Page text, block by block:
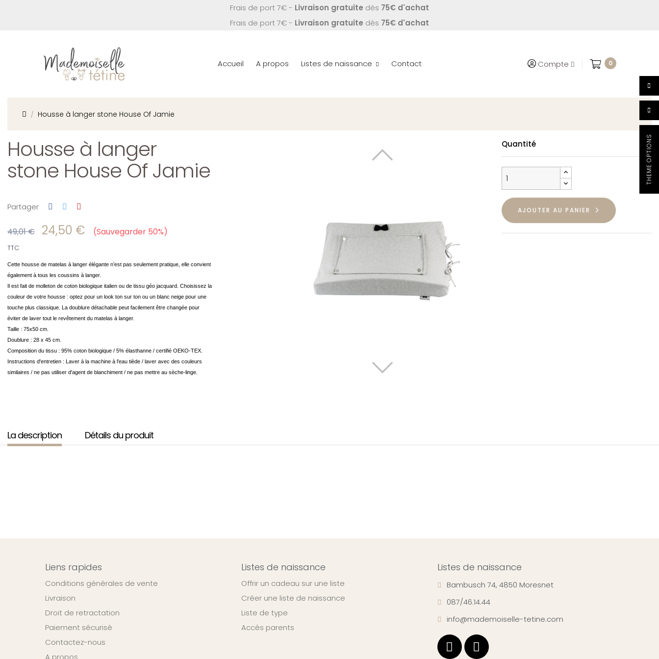
Frais de port 7€ - Livraison gratuite dès 75€ d'achat
Frais de port 7€ - Livraison gratuite dès 75€ d'achat
Accueil A propos Listes de naissance Contact Compte 0
Housse à langer stone House Of Jamie
Housse à langer
stone House Of Jamie
Partager
49,01 € 24,50 € Sauvegarder 50%
TTC
Cette housse de matelas à langer élégante n’est pas seulement pratique, elle convient
également à tous les coussins à langer.
Il est fait de molleton de coton biologique italien ou de tissu géo jacquard. Choisissez la
couleur de votre housse : optez pour un look ton sur ton ou un blanc neige pour une
touche plus classique. La doublure détachable peut facilement être changée pour
éviter de laver tout le revêtement du matelas à langer.
Taille : 75x50 cm.
Doublure : 28 x 45 cm.
Composition du tissu : 95% coton biologique / 5% élasthanne / certifié OEKO-TEX.
Instructions d'entretien : Laver à la machine à l'eau tiède / laver avec des couleurs
similaires / ne pas utiliser d'agent de blanchiment / ne pas mettre au sèche-linge.
Quantité
AJOUTER AU PANIER
La description Détails du produit
Liens rapides
Conditions générales de vente
Livraison
Droit de retractation
Paiement sécurisé
Contactez-nous
A propos
Listes de naissance
Offrir un cadeau sur une liste
Créer une liste de naissance
Liste de type
Accès parents
Listes de naissance
Bambusch 74, 4850 Moresnet
087/46.14.44
info@mademoiselle-tetine.com
THEME OPTIONS